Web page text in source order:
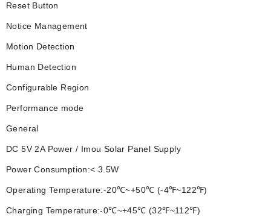
Reset Button
Notice Management
Motion Detection
Human Detection
Configurable Region
Performance mode
General
DC 5V 2A Power / Imou Solar Panel Supply
Power Consumption:< 3.5W
Operating Temperature:-20℃~+50℃ (-4℉~122℉)
Charging Temperature:-0℃~+45℃ (32℉~112℉)